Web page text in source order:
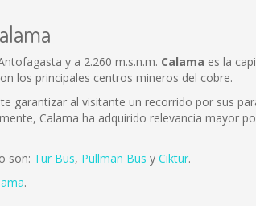
y a 2.260 m.s.n.m. Calama es la
los principales centros mineros del cobre.
garantizar al visitante un recorrido por sus
Calama ha adquirido relevancia mayor
son: Tur Bus, Pullman Bus y Ciktur.
.